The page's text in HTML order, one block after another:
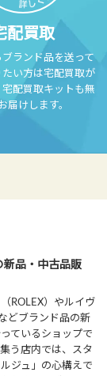
配買取
ブランド品を送って
たい方は宅配買取が
宅配買取キットも無
届けします。
新品・中古品販
ROLEX）やルイヴ
どブランド品の新
ているショップで
う店内では、スタ
ジュ」の心構えで